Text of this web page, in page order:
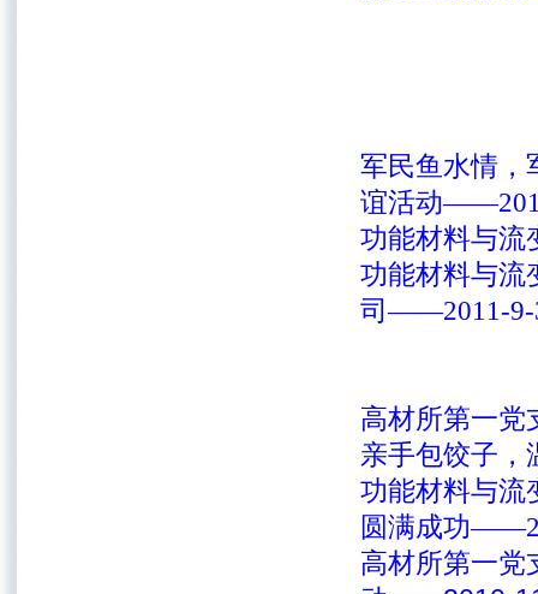
军民鱼水情
谊活动
功能材料与
功能材料与流
司——2011-9-
高材所第一
亲手包饺子
功能材料与流
圆满成功
高材所第一党